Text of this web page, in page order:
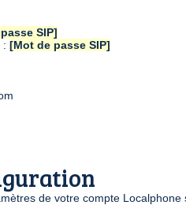
SIP]
: [Mot de passe SIP]
de votre compte